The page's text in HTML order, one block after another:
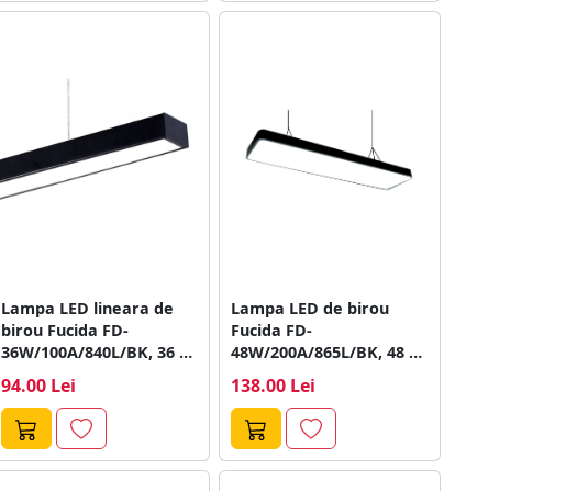
Lampa LED lineara de
birou Fucida FD-
36W/100A/840L/BK, 36 W,
94.00 Lei
Lampa LED de birou
Fucida FD-
48W/200A/865L/BK, 48 W,
138.00 Lei